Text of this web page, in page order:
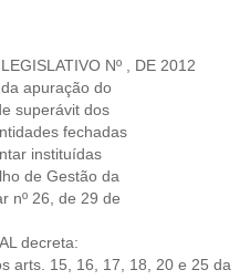
Nº , DE 2012
apuração do
superávit dos
fechadas
instituídas
de Gestão da
nº 26, de 29 de
decreta:
arts. 15, 16, 17, 18, 20 e 25 da